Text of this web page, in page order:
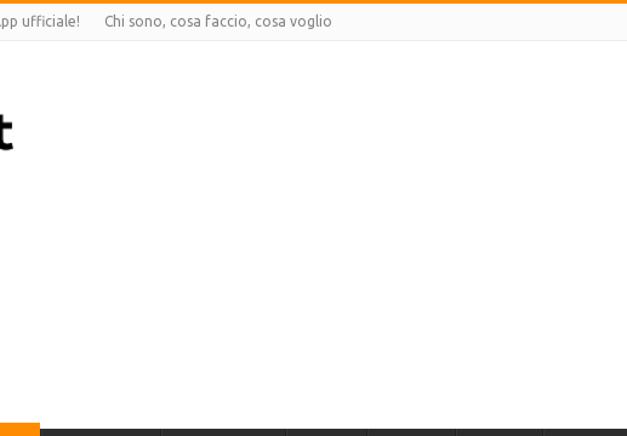
ufficiale! Chi sono, cosa faccio, cosa voglio